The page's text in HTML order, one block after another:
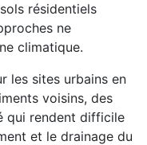
résidentiels
ne
climatique.
les sites urbains en
voisins, des
qui rendent difficile
et le drainage du